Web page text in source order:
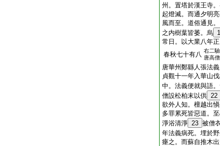
州。置塔於漢王寺
起燈滅。而通夕明
風而至。道俗通見
之内樹葉皆萎。烏
常日。以大業八年
春秋七十有八 右二
唐高
唐華州鄭縣人張法
貞觀十一年入華山
中。法義便就與語
僧設松柏末以供 22
欲外人知。檀越出
多罪累死皆惡道。
淨浴清淨 23 被僧
年法義病死。埋於
瘞之。而蘇自推木